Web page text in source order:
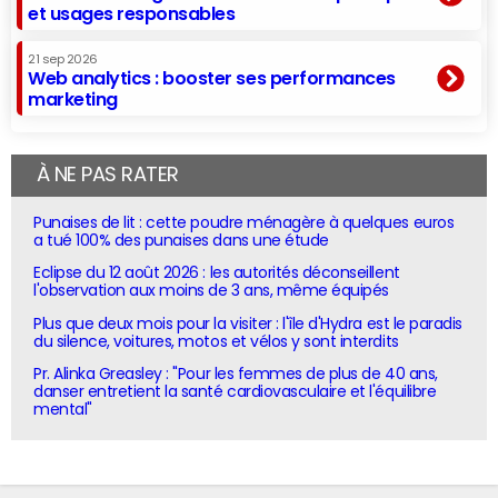
et usages responsables
21 sep 2026
Web analytics : booster ses performances
marketing
À NE PAS RATER
Punaises de lit : cette poudre ménagère à quelques euros
a tué 100% des punaises dans une étude
Eclipse du 12 août 2026 : les autorités déconseillent
l'observation aux moins de 3 ans, même équipés
Plus que deux mois pour la visiter : l'île d'Hydra est le paradis
du silence, voitures, motos et vélos y sont interdits
Pr. Alinka Greasley : "Pour les femmes de plus de 40 ans,
danser entretient la santé cardiovasculaire et l'équilibre
mental"